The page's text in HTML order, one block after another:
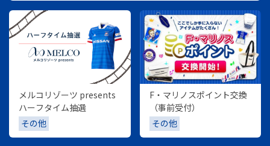
メルコリゾーツ presents
ハーフタイム抽選
その他
F・マリノスポイント交換
（事前受付）
その他